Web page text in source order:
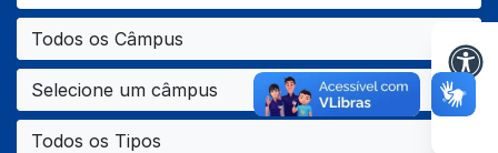
Todos os Câmpus
Selecione um câmpus
Todos os Tipos